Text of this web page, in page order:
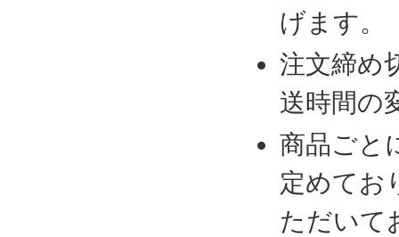
げます。
注文締め
送時間の
商品ごと
定めてお
ただいて